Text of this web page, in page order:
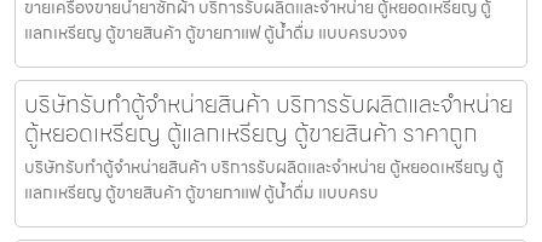
ขายเครื่องขายน้ำยาซักผ้า บริการรับผลิตและจำหน่าย ตู้หยอดเหรียญ ตู้
แลกเหรียญ ตู้ขายสินค้า ตู้ขายกาแฟ ตู้น้ำดื่ม แบบครบวงจ
บริษัทรับทำตู้จำหน่ายสินค้า บริการรับผลิตและจำหน่าย
ตู้หยอดเหรียญ ตู้แลกเหรียญ ตู้ขายสินค้า ราคาถูก
บริษัทรับทำตู้จำหน่ายสินค้า บริการรับผลิตและจำหน่าย ตู้หยอดเหรียญ ตู้
แลกเหรียญ ตู้ขายสินค้า ตู้ขายกาแฟ ตู้น้ำดื่ม แบบครบ